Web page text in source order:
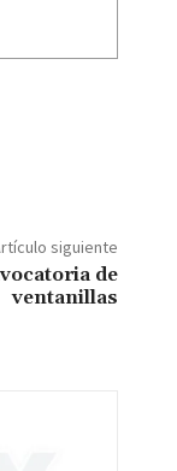
siguiente
de
ventanillas